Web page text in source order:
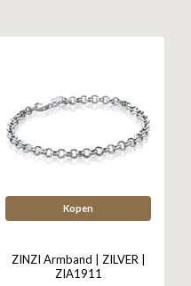
Kopen
ZINZI Armband | ZILVER |
ZIA1911